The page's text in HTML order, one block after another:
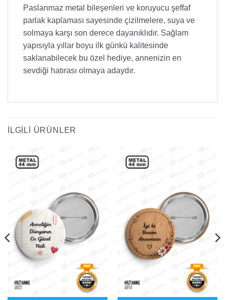
Paslanmaz metal bileşenleri ve koruyucu şeffaf
parlak kaplaması sayesinde çizilmelere, suya ve
solmaya karşı son derece dayanıklıdır. Sağlam
yapısıyla yıllar boyu ilk günkü kalitesinde
saklanabilecek bu özel hediye, annenizin en
sevdiği hatırası olmaya adaydır.
İLGILI ÜRÜNLER